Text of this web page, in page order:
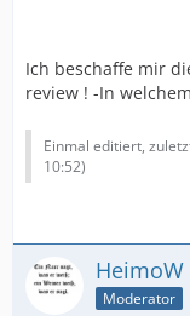
Ich beschaffe mir
review ! -In
Einmal editiert,
10:52)
HeimoW
Moderator